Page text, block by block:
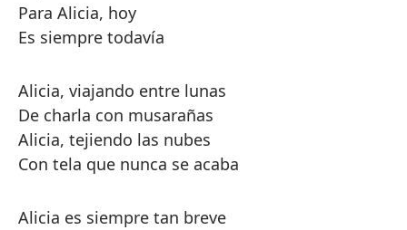
Para Alicia, hoy
Es siempre todavía
Alicia, viajando entre lunas
De charla con musarañas
Alicia, tejiendo las nubes
Con tela que nunca se acaba
Alicia es siempre tan breve